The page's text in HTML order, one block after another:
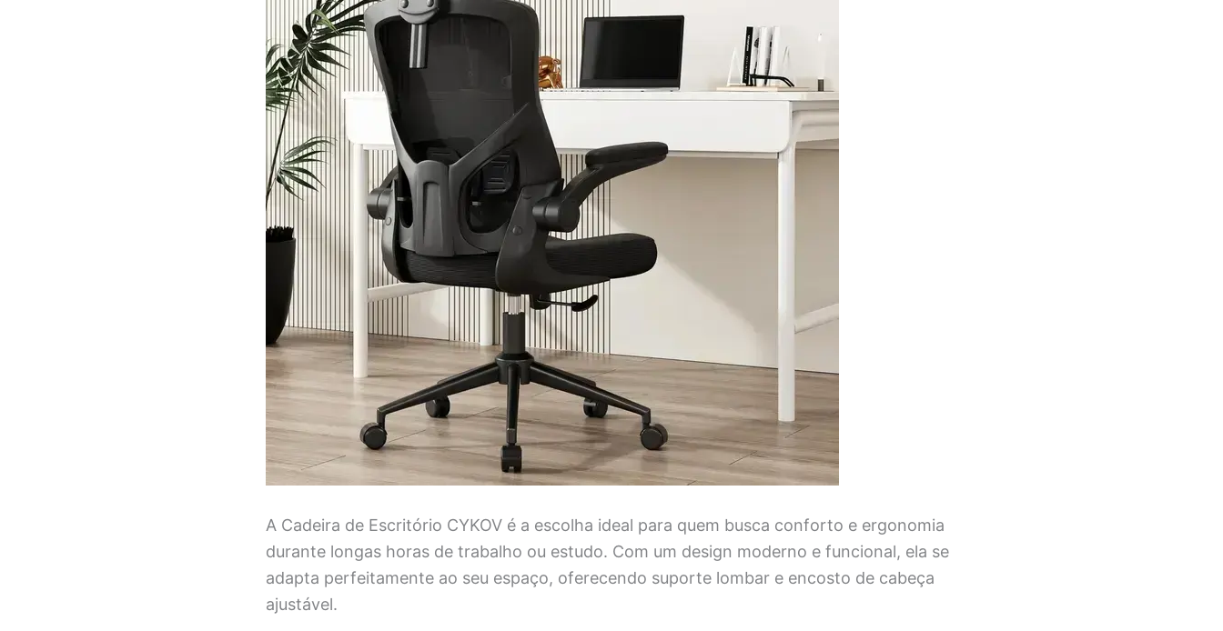
A Cadeira de Escritório CYKOV é a escolha ideal para quem busca conforto e ergonomia
durante longas horas de trabalho ou estudo. Com um design moderno e funcional, ela se
adapta perfeitamente ao seu espaço, oferecendo suporte lombar e encosto de cabeça
ajustável.